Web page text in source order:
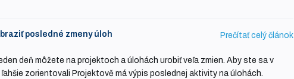
posledné zmeny úloh
deň môžete na projektoch a úlohách urobiť veľa zmien. Aby ste sa v
zorientovali Projektově má výpis poslednej aktivity na úlohách.
Prečítať celý článok